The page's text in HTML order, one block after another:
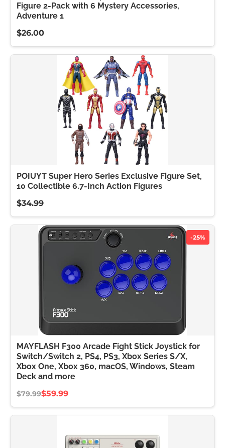
Figure 2-Pack with 6 Mystery Accessories,
Adventure 1
$26.00
POIUYT Super Hero Series Exclusive Figure Set,
10 Collectible 6.7-Inch Action Figures
$34.99
-25%
MAYFLASH F300 Arcade Fight Stick Joystick for
Switch/Switch 2, PS4, PS3, Xbox Series S/X,
Xbox One, Xbox 360, macOS, Windows, Steam
Deck and more
$79.99$59.99